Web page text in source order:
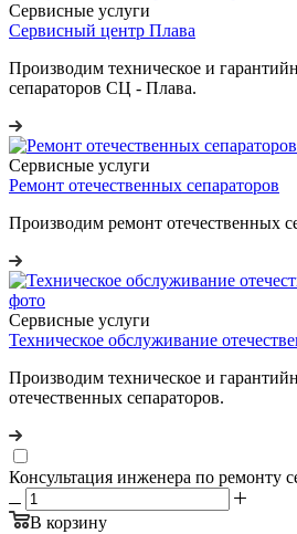
Сервисные услуги
Сервисный центр Плава
Производим техническое и
сепараторов СЦ - Плава.
Сервисные услуги
Ремонт отечественных сепараторов
Производим ремонт отечественных
Сервисные услуги
Техническое обслуживание
Производим техническое и
отечественных сепараторов.
Консультация инженера по ремонту
В корзину